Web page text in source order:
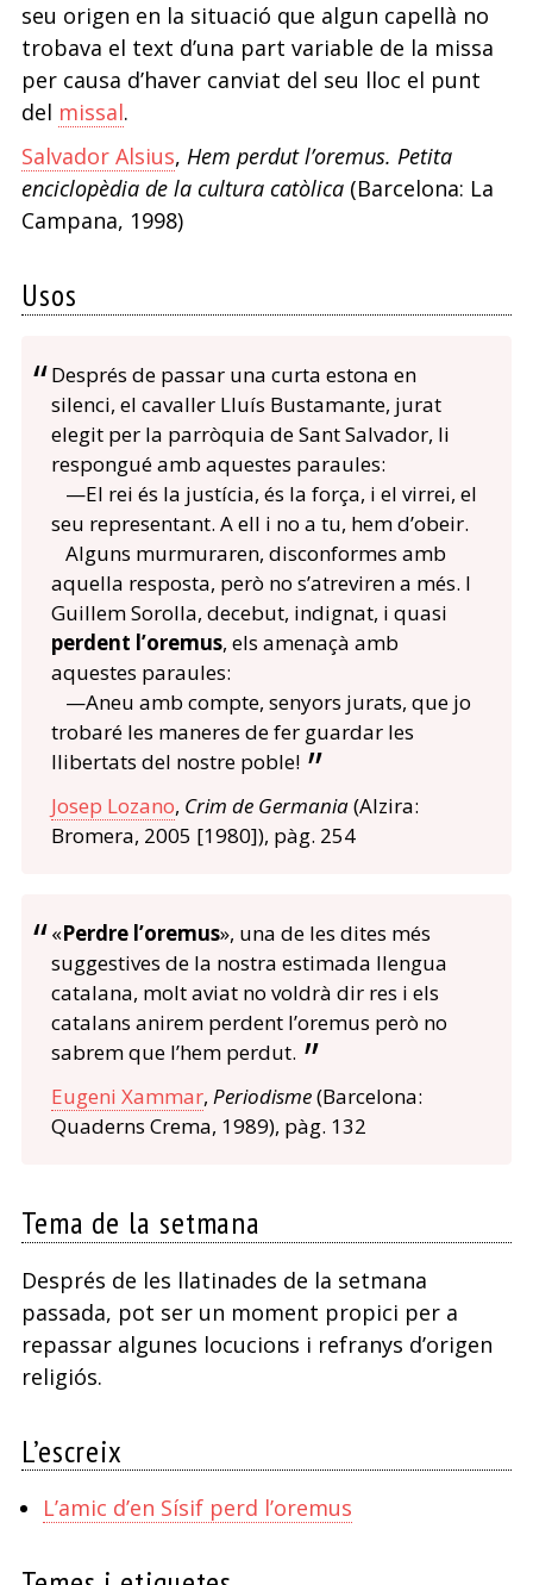
seu origen en la situació que algun capellà no
trobava el text d’una part variable de la missa
per causa d’haver canviat del seu lloc el punt
del missal.
Salvador Alsius, Hem perdut l’oremus. Petita
enciclopèdia de la cultura catòlica(Barcelona: La
Campana, 1998)
Usos
Després de passar una curta estona en
silenci, el cavaller Lluís Bustamante, jurat
elegit per la parròquia de Sant Salvador, li
respongué amb aquestes paraules:
—El rei és la justícia, és la força, i el virrei, el
seu representant. A ell i no a tu, hem d’obeir.
Alguns murmuraren, disconformes amb
aquella resposta, però no s’atreviren a més. I
Guillem Sorolla, decebut, indignat, i quasi
perdent l’oremus, els amenaçà amb
aquestes paraules:
—Aneu amb compte, senyors jurats, que jo
trobaré les maneres de fer guardar les
llibertats del nostre poble!
Josep Lozano, Crim de Germania(Alzira:
Bromera, 2005 [1980]), pàg. 254
«Perdre l’oremus», una de les dites més
suggestives de la nostra estimada llengua
catalana, molt aviat no voldrà dir res i els
catalans anirem perdent l’oremus però no
sabrem que l’hem perdut.
Eugeni Xammar, Periodisme(Barcelona:
Quaderns Crema, 1989), pàg. 132
Tema de la setmana
Després de les llatinades de la setmana
passada, pot ser un moment propici per a
repassar algunes locucions i refranys d’origen
religiós.
L’escreix
L’amic d’en Sísif perd l’oremus